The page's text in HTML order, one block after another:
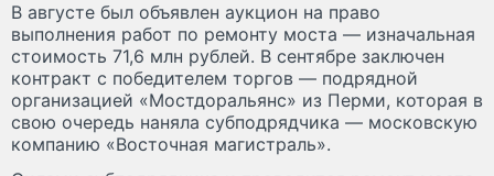
В августе был объявлен аукцион на право
выполнения работ по ремонту моста — изначальная
стоимость 71,6 млн рублей. В сентябре заключен
контракт с победителем торгов — подрядной
организацией «Мостдоральянс» из Перми, которая в
свою очередь наняла субподрядчика — московскую
компанию «Восточная магистраль».